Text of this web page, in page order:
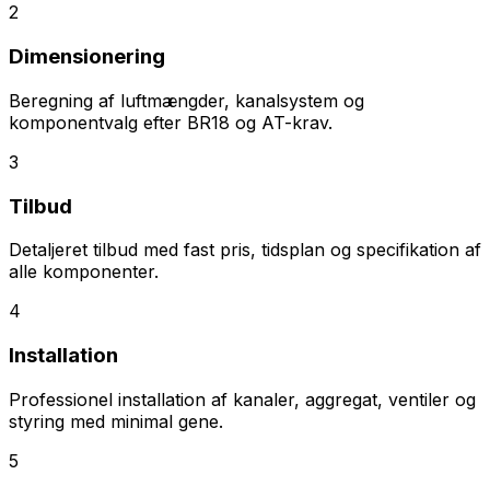
2
Dimensionering
Beregning af luftmængder, kanalsystem og
komponentvalg efter BR18 og AT-krav.
3
Tilbud
Detaljeret tilbud med fast pris, tidsplan og specifikation af
alle komponenter.
4
Installation
Professionel installation af kanaler, aggregat, ventiler og
styring med minimal gene.
5